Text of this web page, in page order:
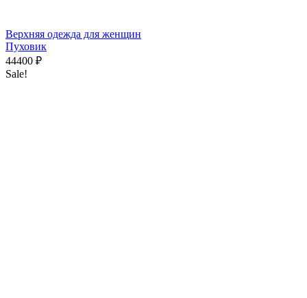
Верхняя одежда для женщин
Пуховик
44400 ₽
Sale!